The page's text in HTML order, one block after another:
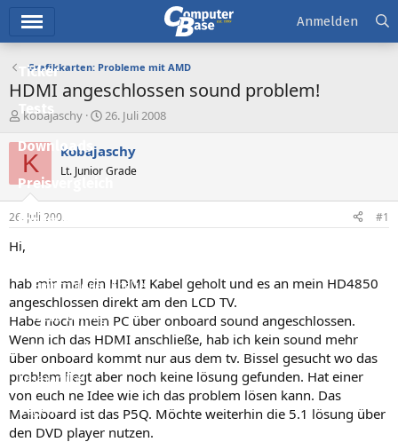
Ticker
Tests
Downloads
Preisvergleich
Forum
Aktuelles
Empfohlene Inhalte
Neue Beiträge
Neueste Aktivitäten
Leserartikel
Regeln
Anmelden
Grafikkarten: Probleme mit AMD
HDMI angeschlossen sound problem!
E
s
e
e
kobajaschy
E
s
e
t
26. Juli 2008
K kobajaschy
Lt. Junior Grade
26. Juli 2008 #1
Hi,
hab mir mal ein HDMI Kabel geholt und es an mein HD4850
angeschlossen direkt am den LCD TV.
Habe noch mein PC über onboard sound angeschlossen.
Wenn ich das HDMI anschließe, hab ich kein sound mehr
über onboard kommt nur aus dem tv. Bissel gesucht wo das
problem liegt aber noch keine lösung gefunden. Hat einer
von euch ne Idee wie ich das problem lösen kann. Das
Mainboard ist das P5Q. Möchte weiterhin die 5.1 lösung über
den DVD player nutzen.